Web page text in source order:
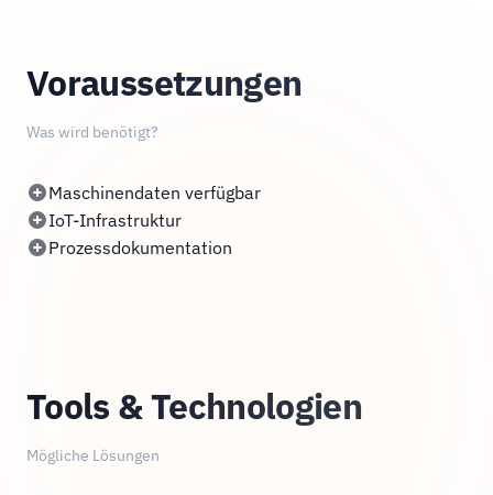
Voraussetzungen
Was wird benötigt?
Maschinendaten verfügbar
IoT-Infrastruktur
Prozessdokumentation
Tools & Technologien
Mögliche Lösungen